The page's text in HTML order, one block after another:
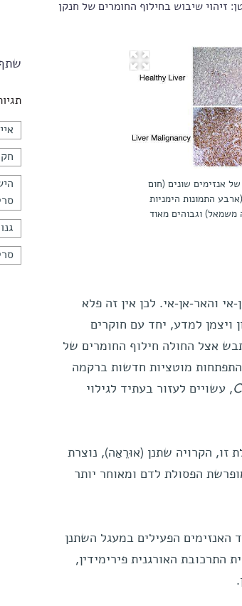
זיהוי שיבוש בחילוף החומרים של חנקן
אנזימים שונים (חום
התמונות הימניות
וגבוהים מאוד
אי והאר-אן-אי. לכן אין זה פלא
ויצמן למדע, יחד עם חוקרים
אצל החולה חילוף החומרים של
להתפתחות מוטציות חדשות ברקמה
, עשויים לעזור בעתיד לגילוי
זו, הקרויה שתנן (אוּרֵאַה), נוצרת
הפסולת לדם ומאוחר יותר
האנזימים הפעילים במעגל השתנן
התרכובת האורגנית פירימידין,